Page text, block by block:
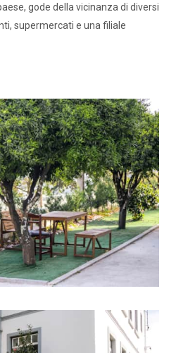
gode della vicinanza di diversi
supermercati e una filiale